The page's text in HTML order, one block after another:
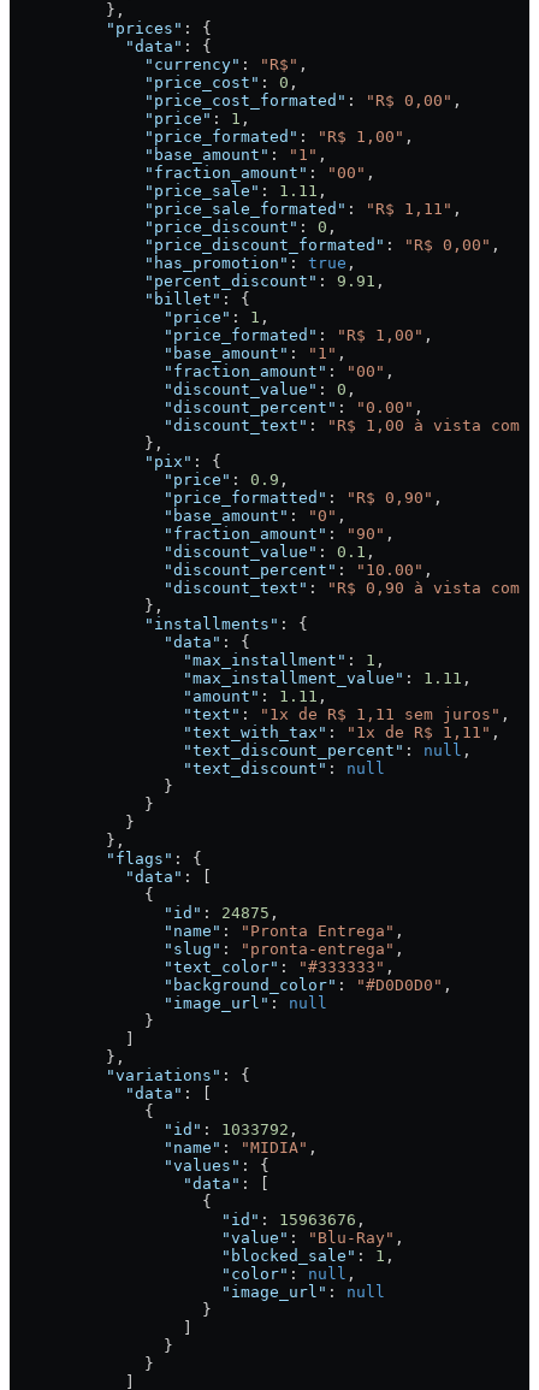
          },
          "prices"
: {
            "data"
: {
              "currency"
: "R$" ,
              "price_cost"
: 0 ,
              "price_cost_formated"
: "R$ 0,00" ,
              "price"
: 1 ,
              "price_formated"
: "R$ 1,00" ,
              "base_amount"
: "1" ,
              "fraction_amount"
: "00" ,
              "price_sale"
: 1.11 ,
              "price_sale_formated"
: "R$ 1,11" ,
              "price_discount"
: 0 ,
              "price_discount_formated"
: "R$ 0,00" ,
              "has_promotion"
: true ,
              "percent_discount"
: 9.91 ,
              "billet"
: {
                "price"
: 1 ,
                "price_formated"
: "R$ 1,00" ,
                "base_amount"
: "1" ,
                "fraction_amount"
: "00" ,
                "discount_value"
: 0 ,
                "discount_percent"
: "0.00" ,
                "discount_text"
:
"R$ 1,00 à vista com
              },
              "pix"
: {
                "price"
: 0.9 ,
                "price_formatted"
: "R$ 0,90" ,
                "base_amount"
: "0" ,
                "fraction_amount"
: "90" ,
                "discount_value"
: 0.1 ,
                "discount_percent"
: "10.00" ,
                "discount_text"
:
"R$ 0,90 à vista com
              },
              "installments"
: {
                "data"
: {
                  "max_installment"
: 1 ,
                  "max_installment_value"
: 1.11 ,
                  "amount"
: 1.11 ,
                  "text"
: "1x de R$ 1,11 sem juros" ,
                  "text_with_tax"
: "1x de R$ 1,11" ,
                  "text_discount_percent"
: null ,
                  "text_discount"
: null
                }
              }
            }
          },
          "flags"
: {
            "data"
: [
              {
                "id"
: 24875 ,
                "name"
: "Pronta Entrega" ,
                "slug"
: "pronta-entrega" ,
                "text_color"
: "#333333" ,
                "background_color"
: "#D0D0D0" ,
                "image_url"
: null
              }
          },
          "variations"
: {
            "data"
: [
              {
                "id"
: 1033792 ,
                "name"
: "MIDIA" ,
                "values"
: {
                  "data"
: [
                    {
                      "id"
: 15963676 ,
                      "value"
: "Blu-Ray" ,
                      "blocked_sale"
: 1 ,
                      "color"
: null ,
                      "image_url"
: null
                    }
                }
              }